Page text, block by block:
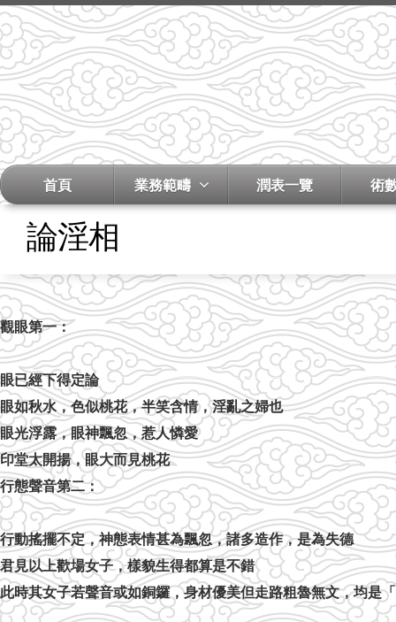
首頁 業務範疇 潤表一覽 術
論淫相
觀眼第一：
眼已經下得定論
眼如秋水，色似桃花，半笑含情，淫亂之婦也
眼光浮露，眼神飄忽，惹人憐愛
印堂太開揚，眼大而見桃花
行態聲音第二：
行動搖擺不定，神態表情甚為飄忽，諸多造作，是為失德
君見以上歡場女子，樣貌生得都算是不錯
此時其女子若聲音或如銅鑼，身材優美但走路粗魯無文，均是